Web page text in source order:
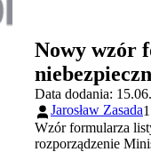
Nowy wzór
Data dodania:
Jarosław Zasada
Wzór formularza
rozporządzenie